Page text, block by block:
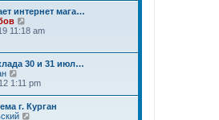
т
к
о
с
е
д
н
е
интернет мага…
е
й
т
к
п
о
с
11:18 am
30 и 31 июл…
е
й
1:11 pm
г. Курган